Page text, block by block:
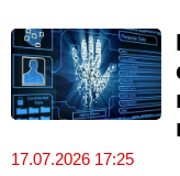
17.07.2026 17:25